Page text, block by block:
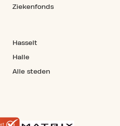
Ziekenfonds
Hasselt
Halle
Alle steden